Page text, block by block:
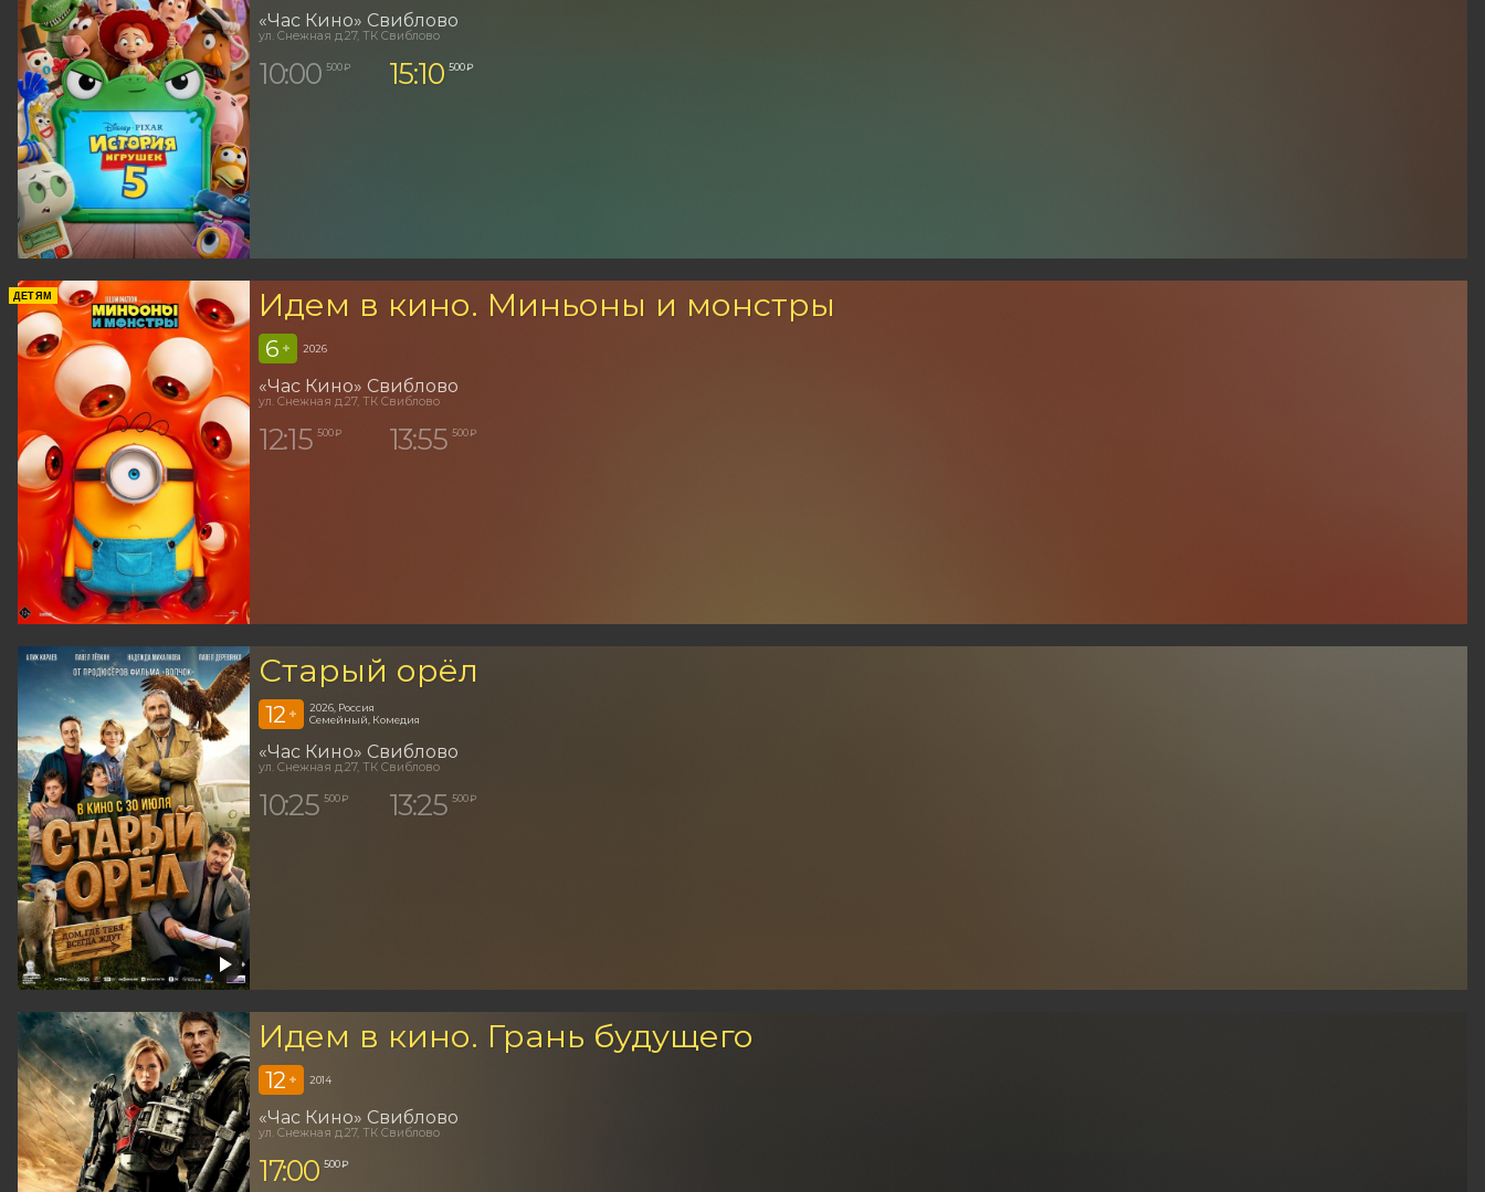
«Час Кино» Свиблово
ул. Снежная д.27, ТК Свиблово
10:00 500 ₽ 15:10 500 ₽
ДЕТЯМ Идем в кино. Миньоны и монстры
6 + 2026
«Час Кино» Свиблово
ул. Снежная д.27, ТК Свиблово
12:15 500 ₽ 13:55 500 ₽
Старый орёл
12 +
2026, Россия
Семейный, Комедия
«Час Кино» Свиблово
ул. Снежная д.27, ТК Свиблово
10:25 500 ₽ 13:25 500 ₽
Идем в кино. Грань будущего
12 + 2014
«Час Кино» Свиблово
ул. Снежная д.27, ТК Свиблово
17:00 500 ₽